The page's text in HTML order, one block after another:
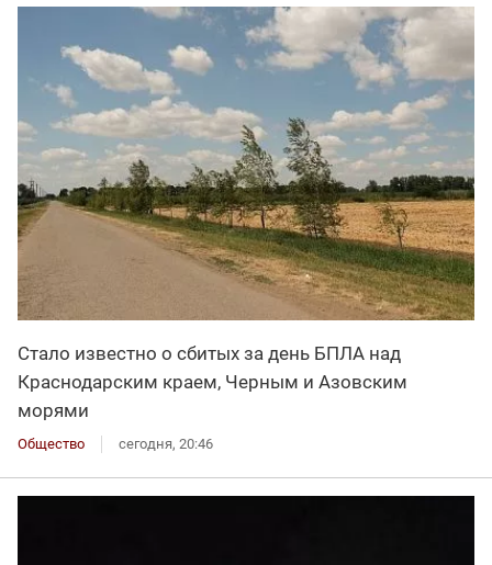
Стало известно о сбитых за день БПЛА над
Краснодарским краем, Черным и Азовским
морями
Общество сегодня, 20:46